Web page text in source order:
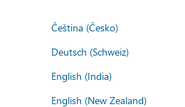
Čeština (Česko)
Deutsch (Schweiz)
English (India)
English (New Zealand)